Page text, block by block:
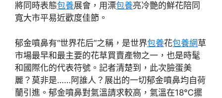
將同時表態包養展會，用漂包養亮冷艷的鮮花陪同
寬大市平易近歡度佳節。
郁金噴鼻有“世界花后”之稱，是世界包養花包養網草
市場最早和最主要的花草買賣產物之一，也是時髦
和國際化的代表符號。記者清楚到，此次臉蛋美
麗？莫非是……阿誰人？展出的一切郁金噴鼻均自荷
蘭引進。郁金噴鼻對氣溫請求較高，氣溫在18℃擺